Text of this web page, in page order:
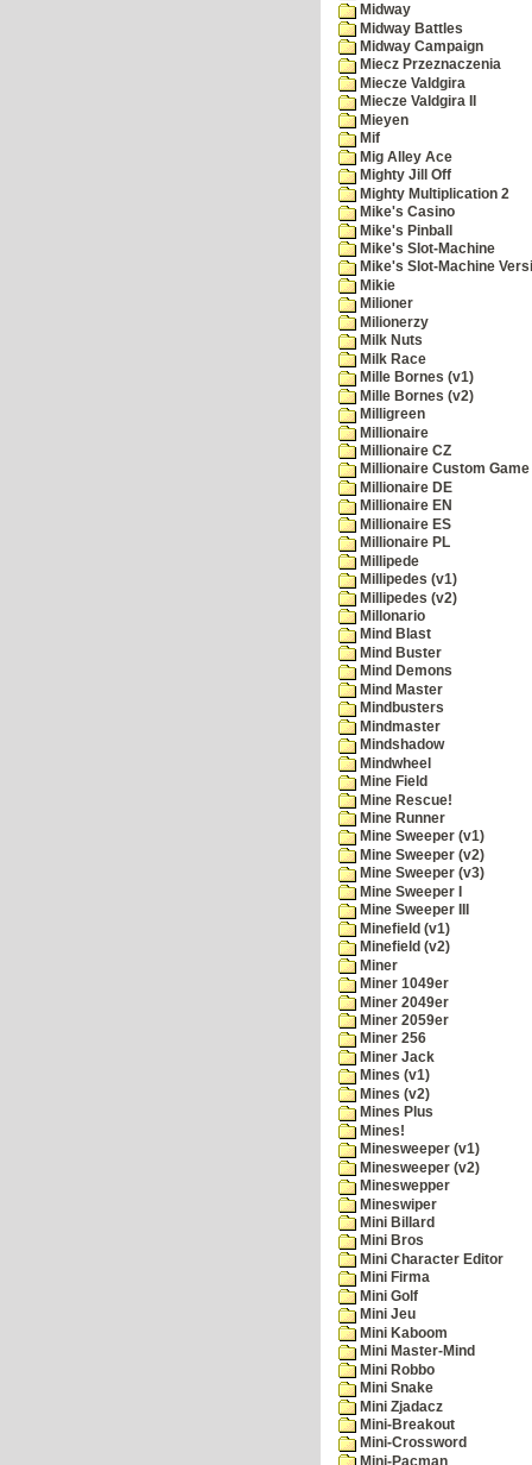
Midway
Midway Battles
Midway Campaign
Miecz Przeznaczenia
Miecze Valdgira
Miecze Valdgira II
Mieyen
Mif
Mig Alley Ace
Mighty Jill Off
Mighty Multiplication 2
Mike's Casino
Mike's Pinball
Mike's Slot-Machine
Mike's Slot-Machine
Mikie
Milioner
Milionerzy
Milk Nuts
Milk Race
Mille Bornes (v1)
Mille Bornes (v2)
Milligreen
Millionaire
Millionaire CZ
Millionaire Custom
Millionaire DE
Millionaire EN
Millionaire ES
Millionaire PL
Millipede
Millipedes (v1)
Millipedes (v2)
Millonario
Mind Blast
Mind Buster
Mind Demons
Mind Master
Mindbusters
Mindmaster
Mindshadow
Mindwheel
Mine Field
Mine Rescue!
Mine Runner
Mine Sweeper (v1)
Mine Sweeper (v2)
Mine Sweeper (v3)
Mine Sweeper I
Mine Sweeper III
Minefield (v1)
Minefield (v2)
Miner
Miner 1049er
Miner 2049er
Miner 2059er
Miner 256
Miner Jack
Mines (v1)
Mines (v2)
Mines Plus
Mines!
Minesweeper (v1)
Minesweeper (v2)
Mineswepper
Mineswiper
Mini Billard
Mini Bros
Mini Character Editor
Mini Firma
Mini Golf
Mini Jeu
Mini Kaboom
Mini Master-Mind
Mini Robbo
Mini Snake
Mini Zjadacz
Mini-Breakout
Mini-Crossword
Mini-Pacman